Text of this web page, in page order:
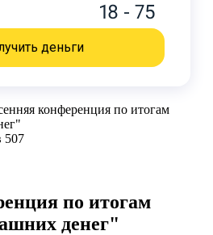
18 - 75
деньги
конференция по итогам
507
по итогам
денег"